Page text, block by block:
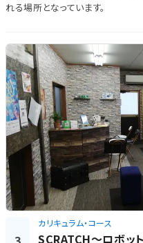
れる場所となっています。
カリキュラム・コース
SCRATCH～ロボッ